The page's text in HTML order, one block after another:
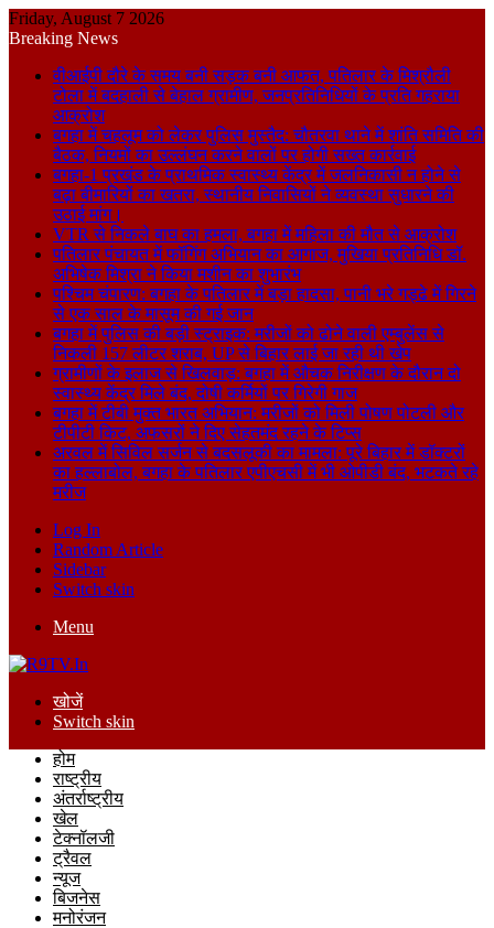
Friday, August 7 2026
Breaking News
वीआईपी दौरे के समय बनी सड़क बनी आफत, पतिलार के मिश्रौली
टोला में बदहाली से बेहाल ग्रामीण, जनप्रतिनिधियों के प्रति गहराया
आक्रोश
बगहा में चहलूम को लेकर पुलिस मुस्तैद: चौतरवा थाने में शांति समिति की
बैठक, नियमों का उल्लंघन करने वालों पर होगी सख्त कार्रवाई
बगहा-1 प्रखंड के प्राथमिक स्वास्थ्य केंद्र में जलनिकासी न होने से
बढ़ा बीमारियों का खतरा, स्थानीय निवासियों ने व्यवस्था सुधारने की
उठाई मांग।
VTR से निकले बाघ का हमला, बगहा में महिला की मौत से आक्रोश
पतिलार पंचायत में फॉगिंग अभियान का आगाज, मुखिया प्रतिनिधि डॉ.
अभिषेक मिश्रा ने किया मशीन का शुभारंभ
पश्चिम चंपारण: बगहा के पतिलार में बड़ा हादसा, पानी भरे गड्ढे में गिरने
से एक साल के मासूम की गई जान
बगहा में पुलिस की बड़ी स्ट्राइक: मरीजों को ढोने वाली एम्बुलेंस से
निकली 157 लीटर शराब, UP से बिहार लाई जा रही थी खेप
ग्रामीणों के इलाज से खिलवाड़: बगहा में औचक निरीक्षण के दौरान दो
स्वास्थ्य केंद्र मिले बंद, दोषी कर्मियों पर गिरेगी गाज
बगहा में टीबी मुक्त भारत अभियान: मरीजों को मिली पोषण पोटली और
टीपीटी किट, अफसरों ने दिए सेहतमंद रहने के टिप्स
अरवल में सिविल सर्जन से बदसलूकी का मामला: पूरे बिहार में डॉक्टरों
का हल्लाबोल, बगहा के पतिलार एपीएचसी में भी ओपीडी बंद, भटकते रहे
मरीज
Log In
Random Article
Sidebar
Switch skin
Menu
खोजें
Switch skin
होम
राष्ट्रीय
अंतर्राष्ट्रीय
खेल
टेक्नॉलजी
ट्रैवल
न्यूज
बिजनेस
मनोरंजन